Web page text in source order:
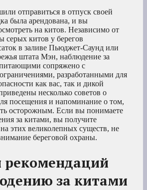
отправиться в отпуск своей
была арендована, и вы
на китов. Независимо от
серых китов у берегов
в заливе Пьюджет-Саунд или
штата Мэн, наблюдение за
сопряжено с
разработанными для
как вас, так и дикой
несколько советов о
посещения и напоминание о том,
осторожным. Если вы понимаете
за китами, вы получите
этих великолепных существ, не
береговой охраны.
рекомендаций
за китами